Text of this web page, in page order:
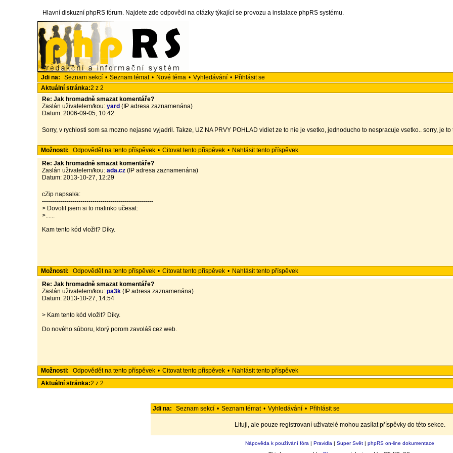
Hlavní diskuzní phpRS fórum. Najdete zde odpovědi na otázky týkající se provozu a instalace phpRS systému.
Jdi na: Seznam sekcí • Seznam témat • Nové téma • Vyhledávání • Přihlásit se
Aktuální stránka:2 z 2
Re: Jak hromadně smazat komentáře?
Zaslán uživatelem/kou:yard (IP adresa zaznamenána)
Datum: 2006-09-05, 10:42
Sorry, v rychlosti som sa mozno nejasne vyjadril. Takze, UZ NA PRVY POHLAD vidiet ze to nie je vsetko, jednoducho to nespracuje vsetko.. sorry, je
Možnosti: Odpovědět na tento příspěvek • Citovat tento příspěvek • Nahlásit tento příspěvek
Re: Jak hromadně smazat komentáře?
Zaslán uživatelem/kou:ada.cz (IP adresa zaznamenána)
Datum: 2013-10-27, 12:29
cZip napsal/a:
-------------------------------------------------------
> Dovolil jsem si to malinko učesat:
>......
Kam tento kód vložit? Díky.
Možnosti: Odpovědět na tento příspěvek • Citovat tento příspěvek • Nahlásit tento příspěvek
Re: Jak hromadně smazat komentáře?
Zaslán uživatelem/kou:pa3k (IP adresa zaznamenána)
Datum: 2013-10-27, 14:54
> Kam tento kód vložit? Díky.
Do nového súboru, ktorý porom zavoláš cez web.
Možnosti: Odpovědět na tento příspěvek • Citovat tento příspěvek • Nahlásit tento příspěvek
Aktuální stránka:2 z 2
Jdi na: Seznam sekcí • Seznam témat • Vyhledávání • Přihlásit se
Lituji, ale pouze registrovaní uživatelé mohou zasílat příspěvky do této sekce.
Nápověda k používání fóra | Pravidla | Super Svět | phpRS on-line dokumentace